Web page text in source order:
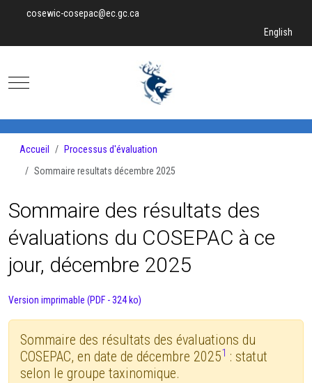
cosewic-cosepac@ec.gc.ca
Sélectionnez
English
Mobile Menu Toggle
Accueil
Processus d'évaluation
Sommaire resultats décembre 2025
Sommaire des résultats des
évaluations du COSEPAC à ce
jour, décembre 2025
Version imprimable (PDF - 324 ko)
Sommaire des résultats des évaluations du
COSEPAC, en date de décembre 20251 : statut
selon le groupe taxinomique.